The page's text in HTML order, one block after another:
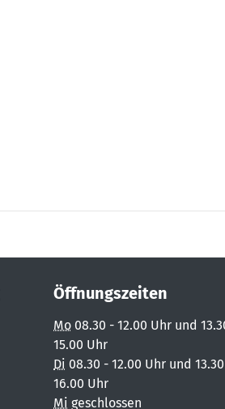
Öffnungszeiten
Mo 08.30 - 12.00 Uhr und
15.00 Uhr
Di 08.30 - 12.00 Uhr und
16.00 Uhr
Mi geschlossen